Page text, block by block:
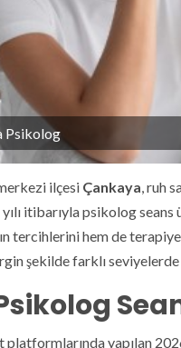
Psikolog
ilçesi Çankaya, ruh
yılı itibarıyla psikolog
tercihlerini hem de
şekilde farklı seviyelerde
platformlarında yapılan